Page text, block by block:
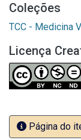
Coleções
TCC - Medicina
Licença
Página do